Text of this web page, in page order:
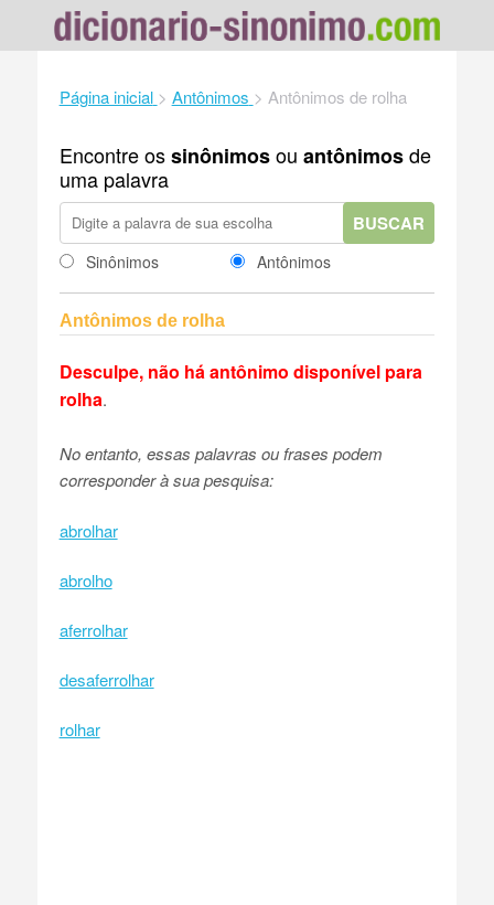
Página inicial > Antônimos > Antônimos de rolha
Encontre ossinônimosou antônimosde
uma palavra
BUSCAR
Sinônimos Antônimos
Antônimos de rolha
Desculpe, não há antônimo disponível para
rolha.
No entanto, essas palavras ou frases podem
corresponder à sua pesquisa:
abrolhar
abrolho
aferrolhar
desaferrolhar
rolhar